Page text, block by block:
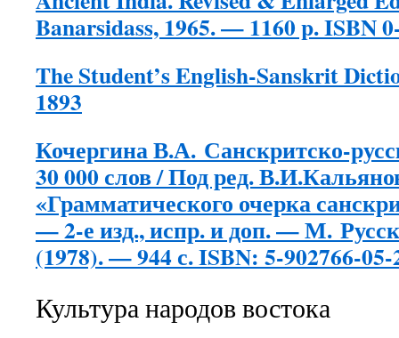
Banarsidass, 1965. — 1160 p. ISBN
The Student’s English-Sanskrit
1893
Кочергина В.А. Санскритско-
30 000 слов / Под ред.
«Грамматического очерка
— 2-е изд., испр. и доп. — М.
(1978). — 944 с. ISBN: 5-902766-05-
Культура народов востока